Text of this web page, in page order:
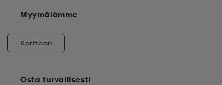
Osta turvallisesti
Myymälämme
Karttaan